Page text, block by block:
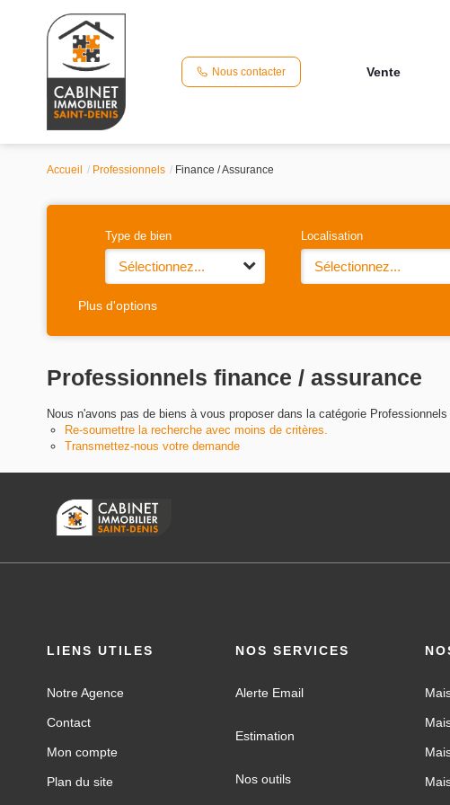
Nous contacter Vente
Accueil Professionnels Finance / Assurance
Type de bien
Sélectionnez...
Localisation
Sélectionnez...
Plus d'options
Professionnels finance / assurance
Nous n'avons pas de biens à vous proposer dans la catégorie
Re-soumettre la recherche avec moins de critères.
Transmettez-nous votre demande
LIENS UTILES
Notre Agence
Contact
Mon compte
Plan du site
NOS SERVICES
Alerte Email
Estimation
Nos outils